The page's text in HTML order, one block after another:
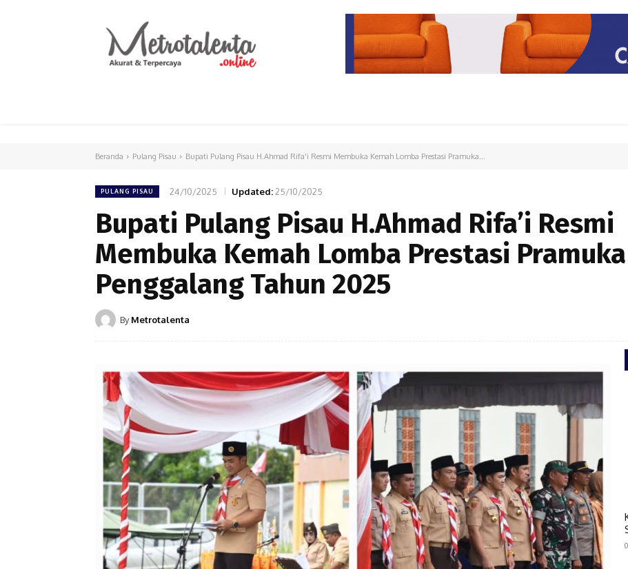
Beranda Pulang Pisau Bupati Pulang Pisau H.Ahmad Rifa'i Resmi Membuka Kemah Lomba Prestasi Pramuka...
PULANG PISAU 24/10/2025 Updated:25/10/2025
Bupati Pulang Pisau H.Ahmad Rifa’i Resmi
Membuka Kemah Lomba Prestasi Pramuka
Penggalang Tahun 2025
By Metrotalenta